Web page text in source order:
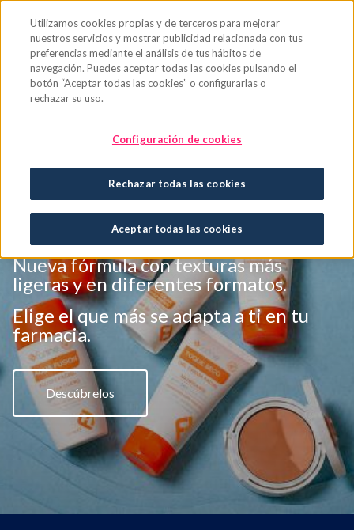
Este verano, protege tu piel
con los protectores solares
de Farline
Nueva fórmula con texturas más
ligeras y en diferentes formatos.
Elige el que más se adapta a ti en tu
farmacia.
Descúbrelos
Utilizamos cookies propias y de terceros para mejorar
nuestros servicios y mostrar publicidad relacionada con tus
preferencias mediante el análisis de tus hábitos de
navegación. Puedes aceptar todas las cookies pulsando el
botón “Aceptar todas las cookies” o configurarlas o
rechazar su uso.
Configuración de cookies
Rechazar todas las cookies
Aceptar todas las cookies